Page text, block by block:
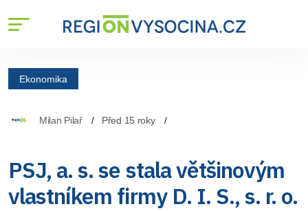
Ekonomika
Milan Pilař Před 15 roky
PSJ, a. s. se stala většinovým
vlastníkem firmy D. I. S., s. r. o.